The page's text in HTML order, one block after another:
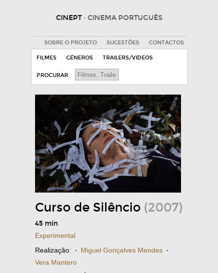
CINEPT · CINEMA PORTUGUÊS
SOBRE O PROJETO SUGESTÕES CONTACTOS
FILMES GÉNEROS TRAILERS/VIDEOS
PROCURAR
Curso de Silêncio (2007)
45 min
Experimental
Realização: · Miguel Gonçalves Mendes ·
Vera Mantero